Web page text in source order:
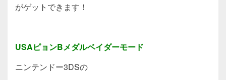
がゲットできます！
USAピョンBメダルベイダーモード
ニンテンドー3DSの